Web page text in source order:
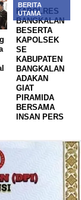
BERITA
UTAMA
KAPOLRES
BANGKALAN
BESERTA
KAPOLSEK
SE
KABUPATEN
BANGKALAN
ADAKAN
GIAT
PIRAMIDA
BERSAMA
INSAN PERS